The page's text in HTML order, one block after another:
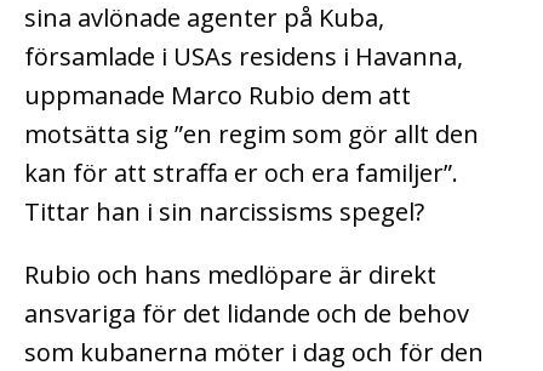
sina avlönade agenter på Kuba,
församlade i USAs residens i Havanna,
uppmanade Marco Rubio dem att
motsätta sig ”en regim som gör allt den
kan för att straffa er och era familjer”.
Tittar han i sin narcissisms spegel?
Rubio och hans medlöpare är direkt
ansvariga för det lidande och de behov
som kubanerna möter i dag och för den